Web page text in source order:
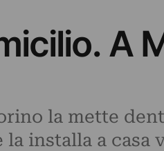
A
la mette
installa a casa